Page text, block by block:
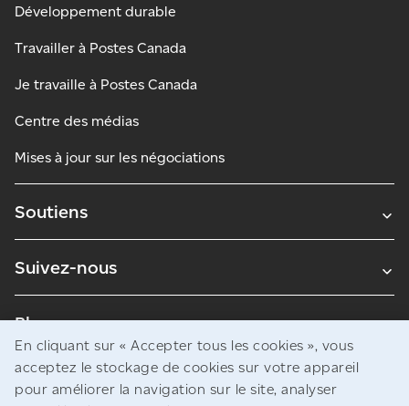
Développement durable
Travailler à Postes Canada
Je travaille à Postes Canada
Centre des médias
Mises à jour sur les négociations
Soutiens
Suivez-nous
Blogues
Avis juridiques
En cliquant sur « Accepter tous les cookies », vous
acceptez le stockage de cookies sur votre appareil
pour améliorer la navigation sur le site, analyser